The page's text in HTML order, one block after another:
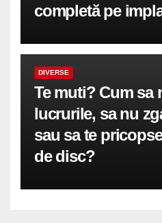
completă pe
DIVERSE
Te muti? Cum sa
lucrurile, sa nu
sau sa te
de disc?